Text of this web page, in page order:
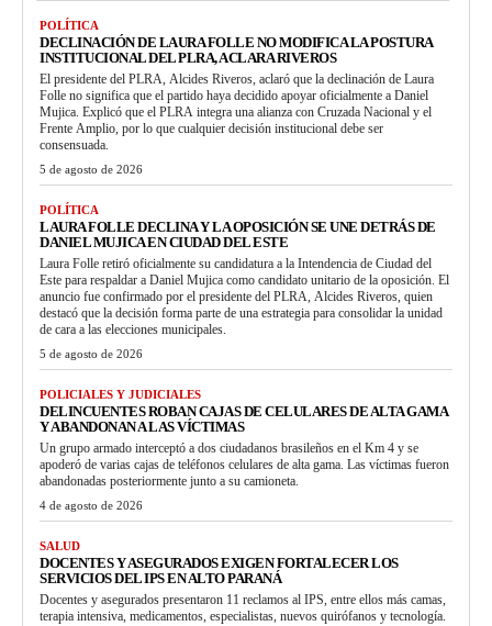
POLÍTICA
DECLINACIÓN DE LAURA FOLLE NO MODIFICA LA POSTURA
INSTITUCIONAL DEL PLRA, ACLARA RIVEROS
El presidente del PLRA, Alcides Riveros, aclaró que la declinación de Laura
Folle no significa que el partido haya decidido apoyar oficialmente a Daniel
Mujica. Explicó que el PLRA integra una alianza con Cruzada Nacional y el
Frente Amplio, por lo que cualquier decisión institucional debe ser
consensuada.
5 de agosto de 2026
POLÍTICA
LAURA FOLLE DECLINA Y LA OPOSICIÓN SE UNE DETRÁS DE
DANIEL MUJICA EN CIUDAD DEL ESTE
Laura Folle retiró oficialmente su candidatura a la Intendencia de Ciudad del
Este para respaldar a Daniel Mujica como candidato unitario de la oposición. El
anuncio fue confirmado por el presidente del PLRA, Alcides Riveros, quien
destacó que la decisión forma parte de una estrategia para consolidar la unidad
de cara a las elecciones municipales.
5 de agosto de 2026
POLICIALES Y JUDICIALES
DELINCUENTES ROBAN CAJAS DE CELULARES DE ALTA GAMA
Y ABANDONAN A LAS VÍCTIMAS
Un grupo armado interceptó a dos ciudadanos brasileños en el Km 4 y se
apoderó de varias cajas de teléfonos celulares de alta gama. Las víctimas fueron
abandonadas posteriormente junto a su camioneta.
4 de agosto de 2026
SALUD
DOCENTES Y ASEGURADOS EXIGEN FORTALECER LOS
SERVICIOS DEL IPS EN ALTO PARANÁ
Docentes y asegurados presentaron 11 reclamos al IPS, entre ellos más camas,
terapia intensiva, medicamentos, especialistas, nuevos quirófanos y tecnología.